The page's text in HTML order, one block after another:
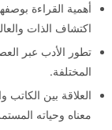
أهمية القراءة
اكتشاف الذات
تطور الأدب عبر
المختلفة.
العلاقة بين
معناه وحياته